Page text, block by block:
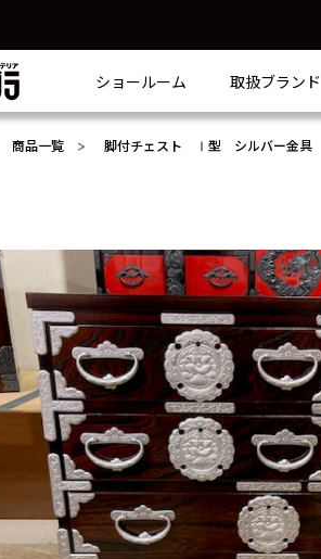
ショールーム 取扱ブランド
商品一覧 脚付チェスト Ⅰ型 シルバー金具